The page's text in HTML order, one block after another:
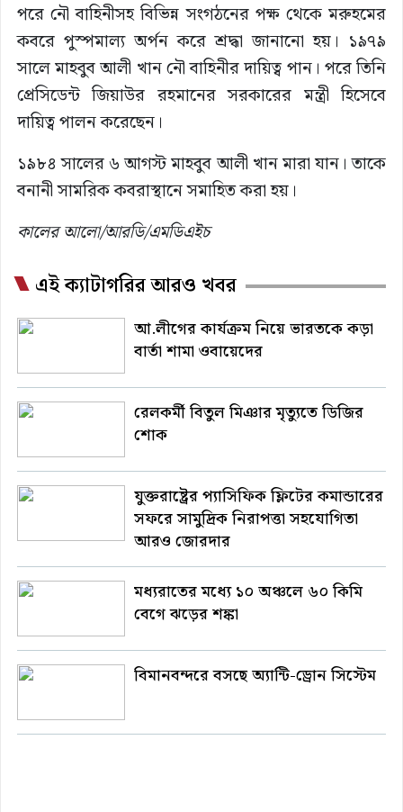
পরে নৌ বাহিনীসহ বিভিন্ন সংগঠনের পক্ষ থেকে মরুহমের
কবরে পুস্পমাল্য অর্পন করে শ্রদ্ধা জানানো হয়। ১৯৭৯
সালে মাহবুব আলী খান নৌ বাহিনীর দায়িত্ব পান। পরে তিনি
প্রেসিডেন্ট জিয়াউর রহমানের সরকারের মন্ত্রী হিসেবে
দায়িত্ব পালন করেছেন।
১৯৮৪ সালের ৬ আগস্ট মাহবুব আলী খান মারা যান। তাকে
বনানী সামরিক কবরাস্থানে সমাহিত করা হয়।
কালের আলো/আরডি/এমডিএইচ
এই ক্যাটাগরির আরও খবর
আ.লীগের কার্যক্রম নিয়ে ভারতকে কড়া
বার্তা শামা ওবায়েদের
রেলকর্মী বিতুল মিঞার মৃত্যুতে ডিজির
শোক
যুক্তরাষ্ট্রের প্যাসিফিক ফ্লিটের কমান্ডারের
সফরে সামুদ্রিক নিরাপত্তা সহযোগিতা
আরও জোরদার
মধ্যরাতের মধ্যে ১০ অঞ্চলে ৬০ কিমি
বেগে ঝড়ের শঙ্কা
বিমানবন্দরে বসছে অ্যান্টি-ড্রোন সিস্টেম